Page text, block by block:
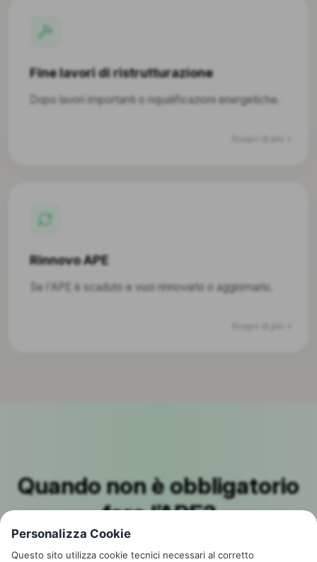
Fine lavori di ristrutturazione
Dopo lavori importanti o riqualificazioni energetiche.
Rinnovo APE
Se l'APE è scaduto e vuoi rinnovarlo o aggiornarlo.
Quando non è obbligatorio
fare l’APE?
Scopri per quali categorie di immobili non è
Personalizza Cookie
Questo sito utilizza cookie tecnici necessari al corretto